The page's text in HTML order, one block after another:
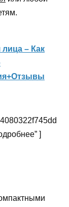
– Как
]